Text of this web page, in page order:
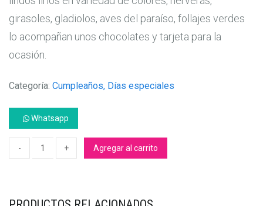
girasoles, gladiolos, aves del paraíso, follajes verdes
lo acompañan unos chocolates y tarjeta para la
ocasión.
Categoría: Cumpleaños, Días especiales
Whatsapp
Agregar al carrito